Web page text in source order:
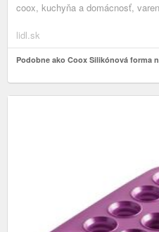
coox, kuchyňa a domácnosť,
lidl.sk
Podobne ako Coox Silikónová forma